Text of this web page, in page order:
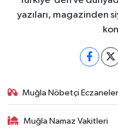
yazıları, magazinden
Muğla Nöbetçi Eczaneler
Muğla Namaz Vakitleri